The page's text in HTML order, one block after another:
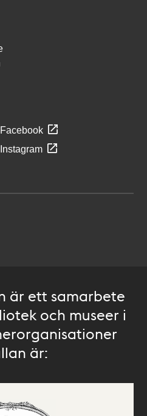
är ett samarbete
och museer i
är: